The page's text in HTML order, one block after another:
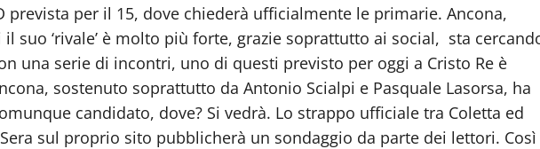
prevista per il 15, dove chiederà ufficialmente le primarie. Ancona,
suo ‘rivale’ è molto più forte, grazie soprattutto ai social, sta
una serie di incontri, uno di questi previsto per oggi a Cristo Re è
sostenuto soprattutto da Antonio Scialpi e Pasquale Lasorsa, ha
candidato, dove? Si vedrà. Lo strappo ufficiale tra Coletta ed
sul proprio sito pubblicherà un sondaggio da parte dei lettori. Così